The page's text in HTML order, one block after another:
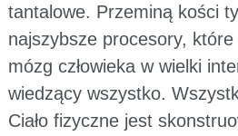
tantalowe. Przeminą kości
najszybsze procesory,
mózg człowieka w wielki
wiedzący wszystko.
Ciało fizyczne jest